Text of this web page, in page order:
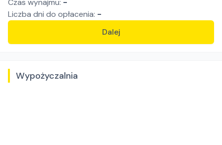
Czas wynajmu: -
Liczba dni do opłacenia: -
Dalej
Wypożyczalnia